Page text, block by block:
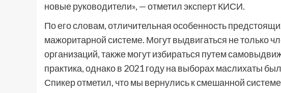
новые руководители», — отметил эксперт КИСИ.
По его словам, отличительная особенность
мажоритарной системе. Могут выдвигаться не только
организаций, также могут избираться путем
практика, однако в 2021 году на выборах маслихаты
Спикер отметил, что мы вернулись к смешанной